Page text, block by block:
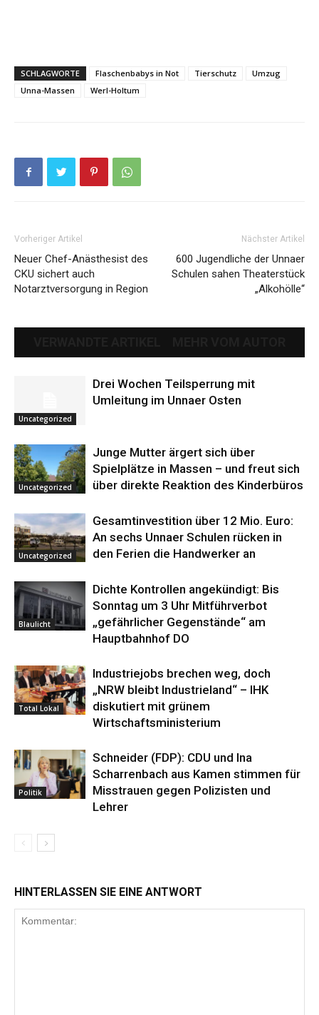
SCHLAGWORTE Flaschenbabys in Not Tierschutz
Umzug
Unna-Massen
Werl-Holtum
Vorheriger Artikel
Neuer Chef-Anästhesist des
CKU sichert auch
Notarztversorgung in Region
Nächster Artikel
600 Jugendliche der Unnaer
Schulen sahen Theaterstück
„Alkohölle“
Uncategorized
Drei Wochen Teilsperrung mit
Umleitung im Unnaer Osten
Uncategorized
Junge Mutter ärgert sich über
Spielplätze in Massen – und freut sich
über direkte Reaktion des Kinderbüros
Uncategorized
Gesamtinvestition über 12 Mio. Euro:
An sechs Unnaer Schulen rücken in
den Ferien die Handwerker an
Blaulicht
Dichte Kontrollen angekündigt: Bis
Sonntag um 3 Uhr Mitführverbot
„gefährlicher Gegenstände“ am
Hauptbahnhof DO
Total Lokal
Industriejobs brechen weg, doch
„NRW bleibt Industrieland“ – IHK
diskutiert mit grünem
Wirtschaftsministerium
Politik
Schneider (FDP): CDU und Ina
Scharrenbach aus Kamen stimmen für
Misstrauen gegen Polizisten und
Lehrer
HINTERLASSEN SIE EINE ANTWORT